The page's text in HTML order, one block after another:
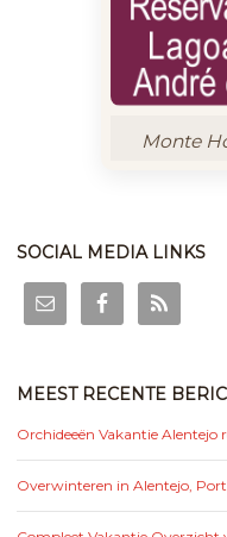
Monte
SOCIAL MEDIA LINKS
MEEST RECENTE
Orchideeën Vakantie Alentejo
Overwinteren in Alentejo,